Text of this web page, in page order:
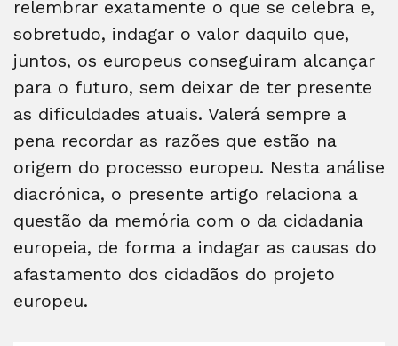
relembrar exatamente o que se celebra e,
sobretudo, indagar o valor daquilo que,
juntos, os europeus conseguiram alcançar
para o futuro, sem deixar de ter presente
as dificuldades atuais. Valerá sempre a
pena recordar as razões que estão na
origem do processo europeu. Nesta análise
diacrónica, o presente artigo relaciona a
questão da memória com o da cidadania
europeia, de forma a indagar as causas do
afastamento dos cidadãos do projeto
europeu.